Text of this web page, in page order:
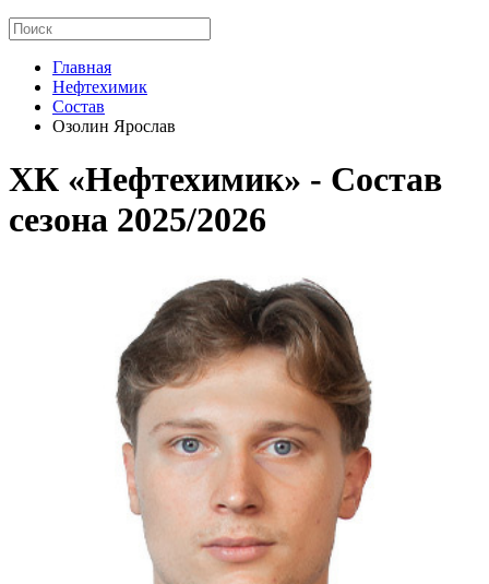
Главная
Нефтехимик
Состав
Озолин Ярослав
ХК «Нефтехимик» - Cостав
сезона 2025/2026